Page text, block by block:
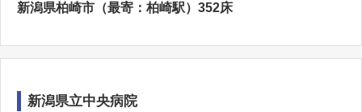
新潟県柏崎市（最寄：柏崎駅）352床
新潟県立中央病院